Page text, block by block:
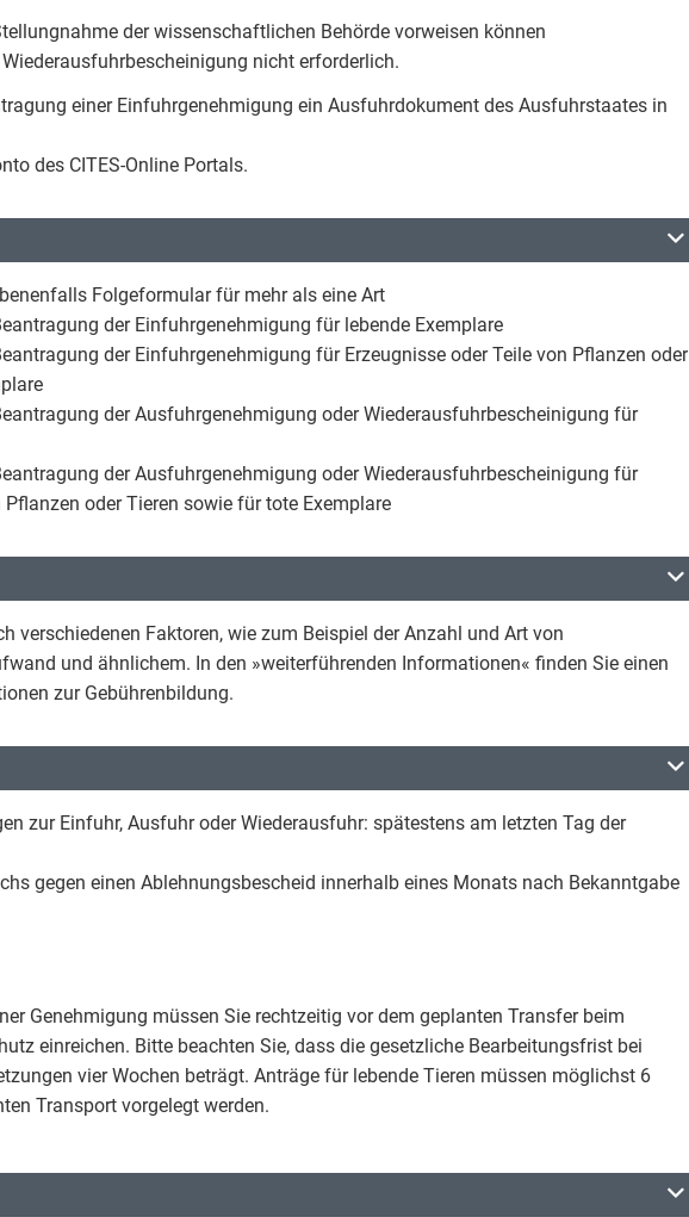
der wissenschaftlichen Behörde vorweisen können
nicht erforderlich.
einer Einfuhrgenehmigung ein Ausfuhrdokument des Ausfuhrstaates in
des CITES-Online Portals.
Folgeformular für mehr als eine Art
der Einfuhrgenehmigung für lebende Exemplare
der Einfuhrgenehmigung für Erzeugnisse oder Teile von Pflanzen oder
der Ausfuhrgenehmigung oder Wiederausfuhrbescheinigung für
der Ausfuhrgenehmigung oder Wiederausfuhrbescheinigung für
Pflanzen oder Tieren sowie für tote Exemplare
verschiedenen Faktoren, wie zum Beispiel der Anzahl und Art von
und ähnlichem. In den »weiterführenden Informationen« finden Sie einen
zur Gebührenbildung.
zur Einfuhr, Ausfuhr oder Wiederausfuhr: spätestens am letzten Tag der
gegen einen Ablehnungsbescheid innerhalb eines Monats nach Bekanntgabe
Genehmigung müssen Sie rechtzeitig vor dem geplanten Transfer beim
einreichen. Bitte beachten Sie, dass die gesetzliche Bearbeitungsfrist bei
vier Wochen beträgt. Anträge für lebende Tieren müssen möglichst 6
Transport vorgelegt werden.